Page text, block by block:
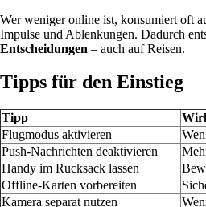
Wer weniger online ist, konsumiert oft
Impulse und Ablenkungen. Dadurch
Entscheidungen – auch auf Reisen.
Tipps für den Einstieg
Tipp
Flugmodus aktivieren
Push-Nachrichten deaktivieren
Handy im Rucksack lassen
Offline-Karten vorbereiten
Kamera separat nutzen